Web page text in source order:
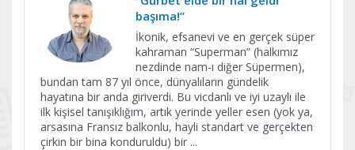
başıma!”
İkonik, efsanevi ve en gerçek süper
kahraman “Superman” (halkımız
nezdinde nam-ı diğer Süpermen),
bundan tam 87 yıl önce, dünyalıların gündelik
hayatına bir anda giriverdi. Bu vicdanlı ve iyi uzaylı ile
ilk kişisel tanışıklığım, artık yerinde yeller esen (yok ya,
arsasına Fransız balkonlu, hayli standart ve gerçekten
çirkin bir bina konduruldu) bir ...